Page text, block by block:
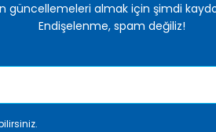
güncellemeleri almak için şimdi
Endişelenme, spam değiliz!